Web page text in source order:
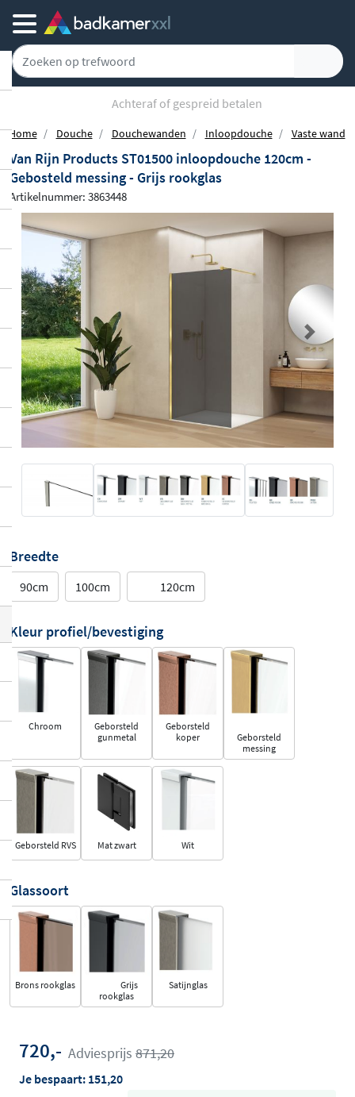
Achteraf of gespreid betalen
Home Douche Douchewanden Inloopdouche Vaste wand
Van Rijn Products ST01500 inloopdouche 120cm -
Gebosteld messing - Grijs rookglas
Artikelnummer: 3863448
Previous Next
Breedte
90cm 100cm 120cm
Kleur profiel/bevestiging
Chroom
Geborsteld
gunmetal
Geborsteld
koper
Geborsteld
messing
Geborsteld RVS Mat zwart Wit
Glassoort
Brons rookglas
Grijs
rookglas
Satijnglas
720,- Adviesprijs 871,20
Je bespaart: 151,20